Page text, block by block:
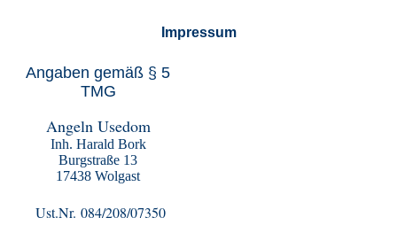
Impressum
Angaben gemäß § 5
TMG
Angeln Usedom
Inh. Harald Bork
Burgstraße 13
17438 Wolgast
Ust.Nr. 084/208/07350